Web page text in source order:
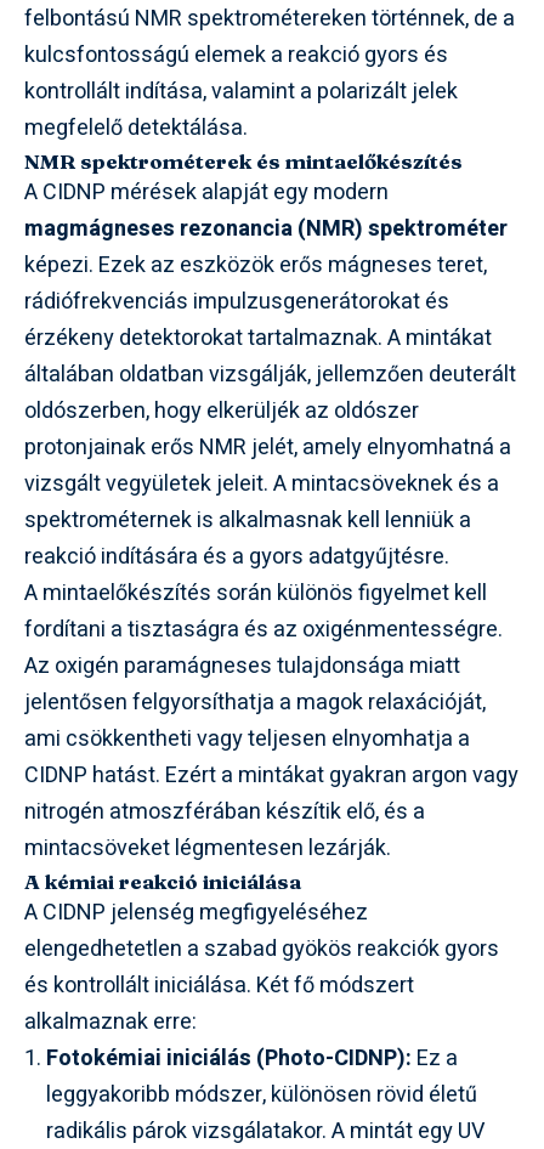
felbontású NMR spektrométereken történnek, de a
kulcsfontosságú elemek a reakció gyors és
kontrollált indítása, valamint a polarizált jelek
megfelelő detektálása.
NMR spektrométerek és mintaelőkészítés
A CIDNP mérések alapját egy modern
magmágneses rezonancia (NMR) spektrométer
képezi. Ezek az eszközök erős mágneses teret,
rádiófrekvenciás impulzusgenerátorokat és
érzékeny detektorokat tartalmaznak. A mintákat
általában oldatban vizsgálják, jellemzően deuterált
oldószerben, hogy elkerüljék az oldószer
protonjainak erős NMR jelét, amely elnyomhatná a
vizsgált vegyületek jeleit. A mintacsöveknek és a
spektrométernek is alkalmasnak kell lenniük a
reakció indítására és a gyors adatgyűjtésre.
A mintaelőkészítés során különös figyelmet kell
fordítani a tisztaságra és az oxigénmentességre.
Az oxigén paramágneses tulajdonsága miatt
jelentősen felgyorsíthatja a magok relaxációját,
ami csökkentheti vagy teljesen elnyomhatja a
CIDNP hatást. Ezért a mintákat gyakran argon vagy
nitrogén atmoszférában készítik elő, és a
mintacsöveket légmentesen lezárják.
A kémiai reakció iniciálása
A CIDNP jelenség megfigyeléséhez
elengedhetetlen a szabad gyökös reakciók gyors
és kontrollált iniciálása. Két fő módszert
alkalmaznak erre:
Fotokémiai iniciálás (Photo-CIDNP): Ez a
leggyakoribb módszer, különösen rövid életű
radikális párok vizsgálatakor. A mintát egy UV